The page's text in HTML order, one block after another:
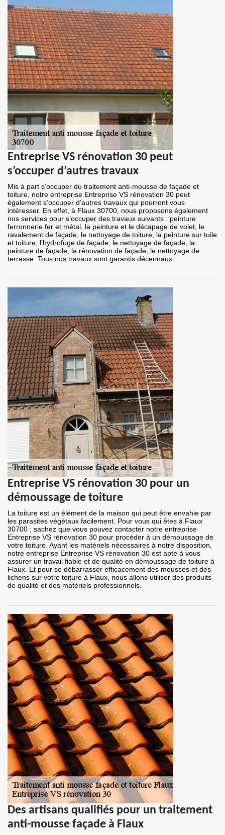
Entreprise VS rénovation 30 peut
s’occuper d’autres travaux
Mis à part s’occuper du traitement anti-mousse de façade et
toiture, notre entreprise Entreprise VS rénovation 30 peut
également s’occuper d’autres travaux qui pourront vous
intéresser. En effet, à Flaux 30700, nous proposons également
nos services pour s’occuper des travaux suivants : peinture
ferronnerie fer et métal, la peinture et le décapage de volet, le
ravalement de façade, le nettoyage de toiture, la peinture sur tuile
et toiture, l’hydrofuge de façade, le nettoyage de façade, la
peinture de façade, la rénovation de façade, le nettoyage de
terrasse. Tous nos travaux sont garantis décennaux.
Entreprise VS rénovation 30 pour un
démoussage de toiture
La toiture est un élément de la maison qui peut être envahie par
les parasites végétaux facilement. Pour vous qui êtes à Flaux
30700 ; sachez que vous pouvez contacter notre entreprise
Entreprise VS rénovation 30 pour procéder à un démoussage de
votre toiture. Ayant les matériels nécessaires à notre disposition,
notre entreprise Entreprise VS rénovation 30 est apte à vous
assurer un travail fiable et de qualité en démoussage de toiture à
Flaux. Et pour se débarrasser efficacement des mousses et des
lichens sur votre toiture à Flaux, nous allons utiliser des produits
de qualité et des matériels professionnels.
Des artisans qualifiés pour un traitement
anti-mousse façade à Flaux